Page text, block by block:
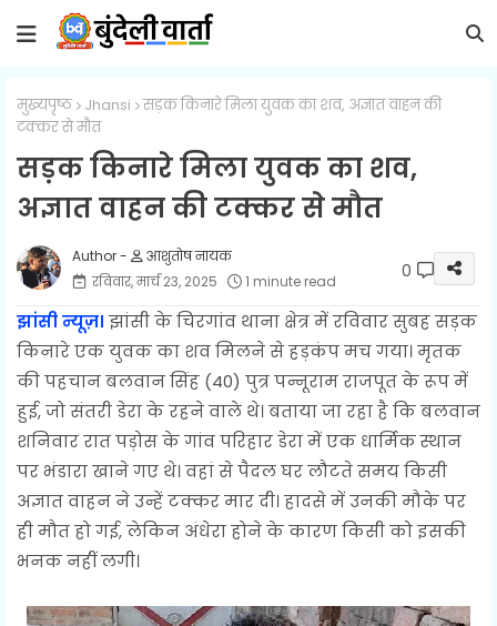
मुख्यपृष्ठ Jhansi
सड़क किनारे मिला युवक का शव, अज्ञात वाहन की
टक्कर से मौत
सड़क किनारे मिला युवक का शव,
अज्ञात वाहन की टक्कर से मौत
आशुतोष नायक
रविवार, मार्च 23, 2025
1 minute read 0
झांसी न्यूज़। झांसी के चिरगांव थाना क्षेत्र में रविवार सुबह सड़क
किनारे एक युवक का शव मिलने से हड़कंप मच गया। मृतक
की पहचान बलवान सिंह (40) पुत्र पन्नूराम राजपूत के रूप में
हुई, जो संतरी डेरा के रहने वाले थे। बताया जा रहा है कि बलवान
शनिवार रात पड़ोस के गांव परिहार डेरा में एक धार्मिक स्थान
पर भंडारा खाने गए थे। वहां से पैदल घर लौटते समय किसी
अज्ञात वाहन ने उन्हें टक्कर मार दी। हादसे में उनकी मौके पर
ही मौत हो गई, लेकिन अंधेरा होने के कारण किसी को इसकी
भनक नहीं लगी।